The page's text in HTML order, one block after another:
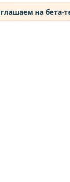
на бета-